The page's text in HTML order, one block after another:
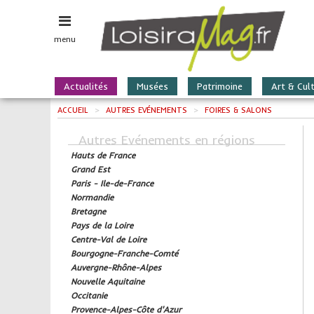
menu
Actualités Musées Patrimoine Art &
ACCUEIL > AUTRES EVÉNEMENTS > FOIRES & SALONS
Autres Evénements en régions
Hauts de France
Grand Est
Paris - Ile-de-France
Normandie
Bretagne
Pays de la Loire
Centre-Val de Loire
Bourgogne-Franche-Comté
Auvergne-Rhône-Alpes
Nouvelle Aquitaine
Occitanie
Provence-Alpes-Côte d'Azur